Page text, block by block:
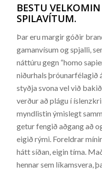
BESTU
SPILAVÍTUM.
Þar eru margir góðir
gamanvísum og spjalli,
náttúru gegn “homo
niðurhals þróunarfélagið
styðja svona vel við
verður að plágu í
myndlistin ýmislegt
getur fengið aðgang að
eigið rými. Foreldrar
hátt síðan, eigin tíma.
hennar sem líkamsvera,